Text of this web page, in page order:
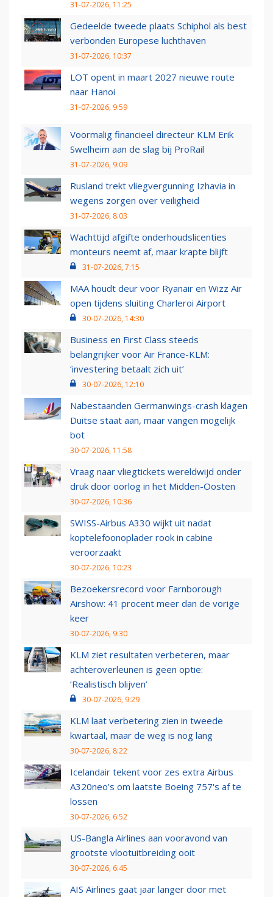
31-07-2026, 11:25
Gedeelde tweede plaats Schiphol als best
verbonden Europese luchthaven
31-07-2026, 10:37
LOT opent in maart 2027 nieuwe route
naar Hanoi
31-07-2026, 9:59
Voormalig financieel directeur KLM Erik
Swelheim aan de slag bij ProRail
31-07-2026, 9:09
Rusland trekt vliegvergunning Izhavia in
wegens zorgen over veiligheid
31-07-2026, 8:03
Wachttijd afgifte onderhoudslicenties
monteurs neemt af, maar krapte blijft
31-07-2026, 7:15
MAA houdt deur voor Ryanair en Wizz Air
open tijdens sluiting Charleroi Airport
30-07-2026, 14:30
Business en First Class steeds
belangrijker voor Air France-KLM:
‘investering betaalt zich uit’
30-07-2026, 12:10
Nabestaanden Germanwings-crash klagen
Duitse staat aan, maar vangen mogelijk
bot
30-07-2026, 11:58
Vraag naar vliegtickets wereldwijd onder
druk door oorlog in het Midden-Oosten
30-07-2026, 10:36
SWISS-Airbus A330 wijkt uit nadat
koptelefoonoplader rook in cabine
veroorzaakt
30-07-2026, 10:23
Bezoekersrecord voor Farnborough
Airshow: 41 procent meer dan de vorige
keer
30-07-2026, 9:30
KLM ziet resultaten verbeteren, maar
achteroverleunen is geen optie:
‘Realistisch blijven’
30-07-2026, 9:29
KLM laat verbetering zien in tweede
kwartaal, maar de weg is nog lang
30-07-2026, 8:22
Icelandair tekent voor zes extra Airbus
A320neo's om laatste Boeing 757's af te
lossen
30-07-2026, 6:52
US-Bangla Airlines aan vooravond van
grootste vlootuitbreiding ooit
30-07-2026, 6:45
AIS Airlines gaat jaar langer door met